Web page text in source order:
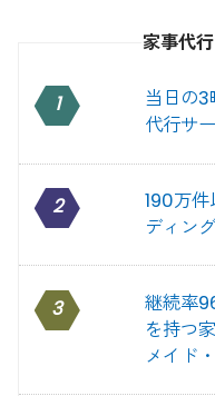
家事代
1
当日の3
代行サ
2
190万
ディン
3
継続率
を持つ
メイド